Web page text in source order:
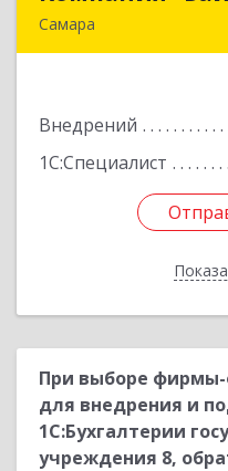
Самара
Внедрений
1С:Специалист
При выборе фирмы-
для внедрения и
1С:Бухгалтерии
учреждения 8,